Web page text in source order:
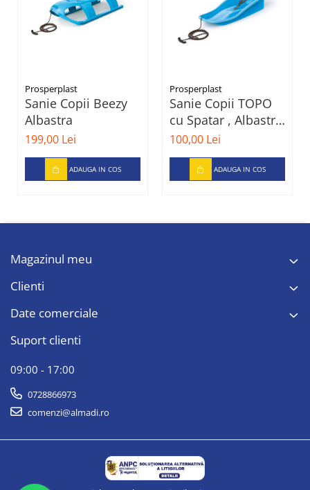
Prosperplast
Sanie Copii Beezy
Albastra
199,00 Lei
ADAUGA IN COS
Prosperplast
Sanie Copii TOPO
cu Spatar , Albastru
, Polonia
100,00 Lei
ADAUGA IN COS
Magazinul meu
Clienti
Date comerciale
Suport clienti
09:00 - 17:00
0728866973
comenzi@almadi.ro